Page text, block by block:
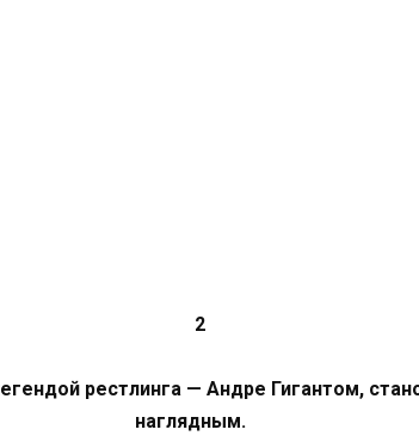
рестлинга — Андре Гигантом,
наглядным.